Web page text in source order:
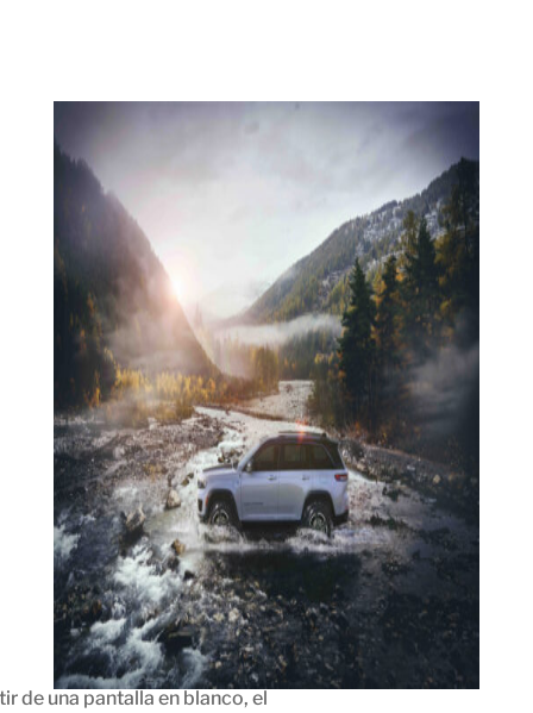
de una pantalla en blanco, el